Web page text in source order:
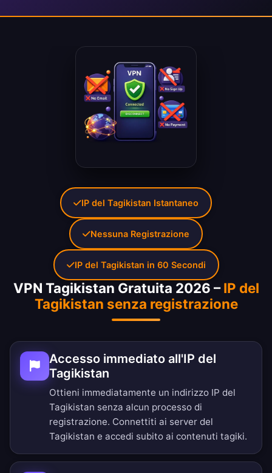
VPN Tagikistan Gratuita 2026 –IP del
Tagikistan senza registrazione
Accesso immediato all'IP del
Tagikistan
Ottieni immediatamente un indirizzo IP del
Tagikistan senza alcun processo di
registrazione. Connettiti ai server del
Tagikistan e accedi subito ai contenuti tagiki.
IP del Tagikistan Istantaneo
Nessuna Registrazione
IP del Tagikistan in 60 Secondi